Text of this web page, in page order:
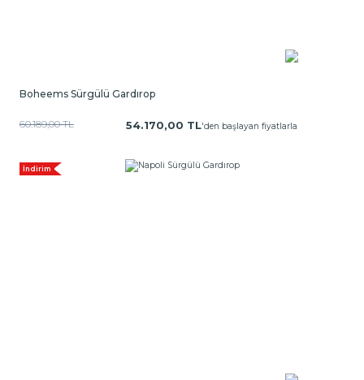
Boheems Sürgülü Gardırop
60.189,00 TL 54.170,00 TL'den başlayan fiyatlarla
İndirim